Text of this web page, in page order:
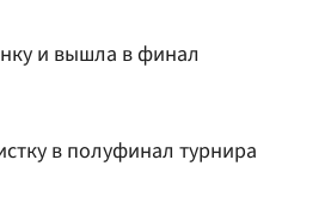
и вышла в финал
в полуфинал турнира